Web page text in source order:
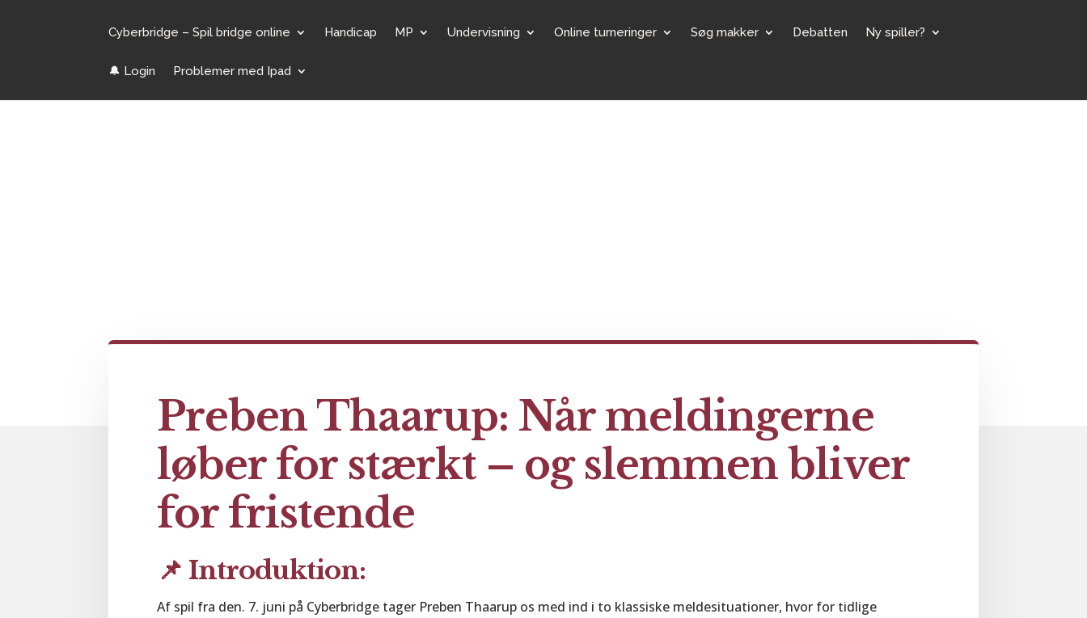
Cyberbridge – Spil bridge online Handicap MP Undervisning Online turneringer Søg makker Debatten Ny spiller?
🔔 Login Problemer med Ipad
Preben Thaarup: Når meldingerne
løber for stærkt – og slemmen bliver
for fristende
📌 Introduktion:
Af spil fra den. 7. juni på Cyberbridge tager Preben Thaarup os med ind i to klassiske meldesituationer, hvor for tidlige